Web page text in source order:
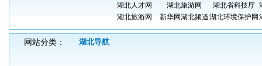
湖北人才网
湖北旅游网 湖北省科技厅
湖北旅游网
新华网湖北频道湖北环境保护网
网站分类： 湖北导航